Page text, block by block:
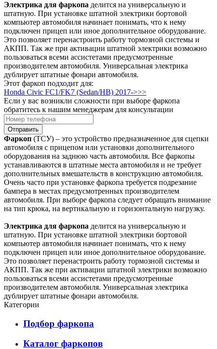
Электрика для фаркопа делится на универсальную и
штатную. При установке штатной электрики бортовой
компьютер автомобиля начинает понимать, что к нему
подключен прицеп или иное дополнительное оборудование.
Это позволяет перенастроить работу тормозной системы и
АКПП. Так же при активации штатной электрики возможно
пользоваться всеми ассистетами предусмотренные
производителем автомобиля. Универсальная электрика
дублирует штатные фонари автомобиля.
Этот фаркоп подходит для:
Honda Civic FC1/FK7 (Sedan/HB) 2017->>>
Если у вас возникли сложности при выборе фаркопа
обратитесь к нашим менеджерам для консультации
Отправить
Фаркоп (ТСУ) – это устройство предназначенное для сцепки
автомобиля с прицепом или установки дополнительного
оборудования на заднюю часть автомобиля. Все фаркопы
устанавливаются в штатные места автомобиля и не требует
дополнительных вмешательств в конструкцию автомобиля.
Очень часто при установке фаркопа требуется подрезание
бампера в местах предусмотренных производителем
автомобиля. При выборе фаркопа следует обращать внимание
на тип крюка, на вертикальную и горизонтальную нагрузку.
Электрика для фаркопа делится на универсальную и
штатную. При установке штатной электрики бортовой
компьютер автомобиля начинает понимать, что к нему
подключен прицеп или иное дополнительное оборудование.
Это позволяет перенастроить работу тормозной системы и
АКПП. Так же при активации штатной электрики возможно
пользоваться всеми ассистетами предусмотренные
производителем автомобиля. Универсальная электрика
дублирует штатные фонари автомобиля.
Категории
Подбор фаркопа
Каталог фаркопов